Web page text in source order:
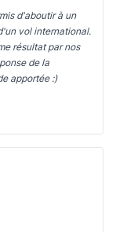
d'aboutir à un
vol international.
résultat par nos
de la
apportée :)